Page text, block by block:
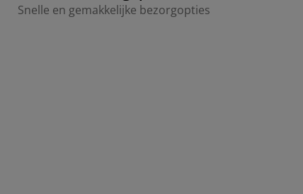
Snelle en gemakkelijke bezorgopties